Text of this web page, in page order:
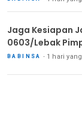
Jaga Kesiapan
0603/Lebak
BABINSA 1 hari